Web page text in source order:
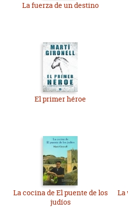
La fuerza de un destino
El primer héroe
La cocina de El puente de los
judíos
La